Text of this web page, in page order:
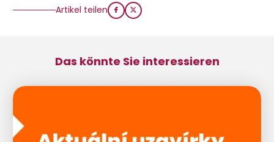
Artikel teilen
Das könnte Sie interessieren